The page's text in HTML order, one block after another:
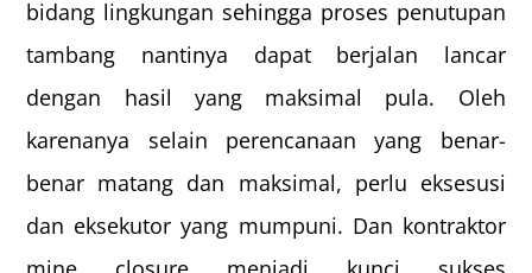
bidang lingkungan sehingga proses penutupan
tambang nantinya dapat berjalan lancar
dengan hasil yang maksimal pula. Oleh
karenanya selain perencanaan yang benar-
benar matang dan maksimal, perlu eksesusi
dan eksekutor yang mumpuni. Dan kontraktor